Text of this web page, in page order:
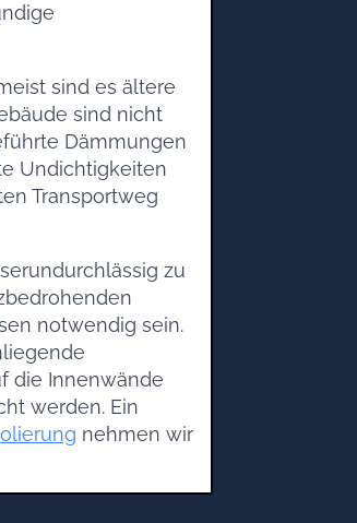
sind es ältere
sind nicht
Dämmungen
Undichtigkeiten
Transportweg
zu
notwendig sein.
die Innenwände
werden. Ein
nehmen wir